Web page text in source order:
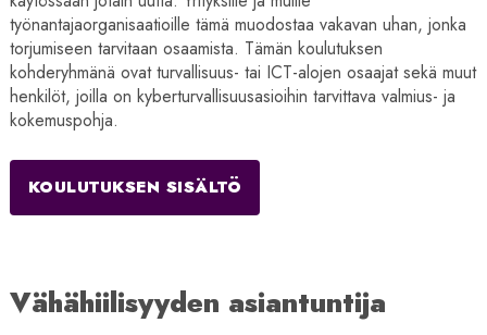
työnantajaorganisaatioille tämä muodostaa vakavan uhan, jonka
torjumiseen tarvitaan osaamista. Tämän koulutuksen
kohderyhmänä ovat turvallisuus- tai ICT-alojen osaajat sekä muut
henkilöt, joilla on kyberturvallisuusasioihin tarvittava valmius- ja
kokemuspohja.
KOULUTUKSEN SISÄLTÖ
Vähähiilisyyden asiantuntija